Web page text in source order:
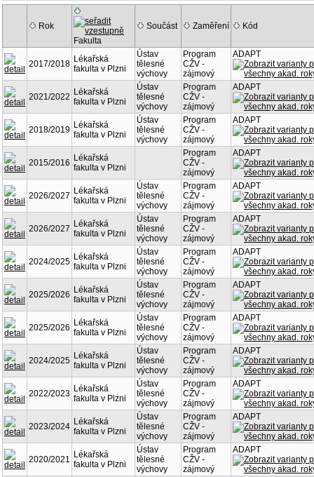
Rok
Fakulta
Součást Zaměření Kód
2017/2018 Lékařská
fakulta v Plzni
Ústav
tělesné
výchovy
Program
CŽV -
zájmový
ADAPT
2021/2022 Lékařská
fakulta v Plzni
Ústav
tělesné
výchovy
Program
CŽV -
zájmový
ADAPT
2018/2019 Lékařská
fakulta v Plzni
Ústav
tělesné
výchovy
Program
CŽV -
zájmový
ADAPT
2015/2016 Lékařská
fakulta v Plzni
Program
CŽV -
zájmový
ADAPT
2026/2027 Lékařská
fakulta v Plzni
Ústav
tělesné
výchovy
Program
CŽV -
zájmový
ADAPT
2026/2027 Lékařská
fakulta v Plzni
Ústav
tělesné
výchovy
Program
CŽV -
zájmový
ADAPT
2024/2025 Lékařská
fakulta v Plzni
Ústav
tělesné
výchovy
Program
CŽV -
zájmový
ADAPT
2025/2026 Lékařská
fakulta v Plzni
Ústav
tělesné
výchovy
Program
CŽV -
zájmový
ADAPT
2025/2026 Lékařská
fakulta v Plzni
Ústav
tělesné
výchovy
Program
CŽV -
zájmový
ADAPT
2024/2025 Lékařská
fakulta v Plzni
Ústav
tělesné
výchovy
Program
CŽV -
zájmový
ADAPT
2022/2023 Lékařská
fakulta v Plzni
Ústav
tělesné
výchovy
Program
CŽV -
zájmový
ADAPT
2023/2024 Lékařská
fakulta v Plzni
Ústav
tělesné
výchovy
Program
CŽV -
zájmový
ADAPT
2020/2021 Lékařská
fakulta v Plzni
Ústav
tělesné
výchovy
Program
CŽV -
zájmový
ADAPT